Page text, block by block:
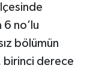
no’lu
bölümün
derece